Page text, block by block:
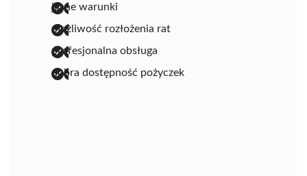
jasne warunki
możliwość rozłożenia rat
profesjonalna obsługa
dobra dostępność pożyczek